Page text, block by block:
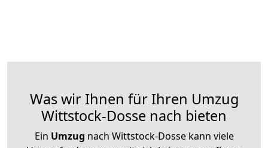
Was wir Ihnen für Ihren Umzug
Wittstock-Dosse nach bieten
Ein Umzug nach Wittstock-Dosse kann viele